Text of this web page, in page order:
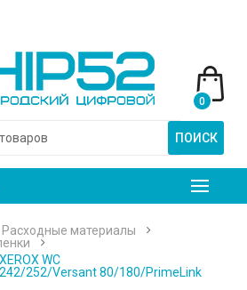
ПОИСК
0
Расходные материалы
WC
252/Versant 80/180/PrimeLink